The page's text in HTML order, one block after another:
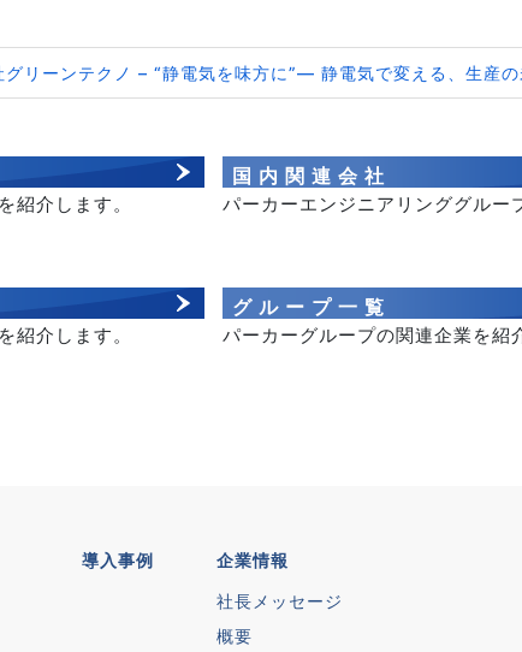
グリーンテクノ – “静電気を味方に”― 静電気で変える、生産
紹介します。
国内関連会社
パーカーエンジニアリンググルー
紹介します。
グループ一覧
パーカーグループの関連企業を紹
導入事例 企業情報
社長メッセージ
概要